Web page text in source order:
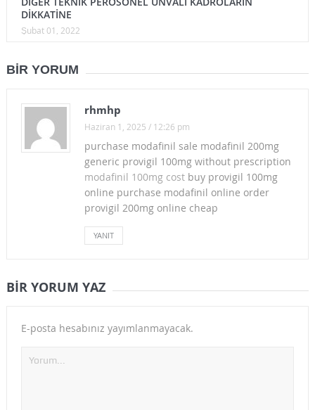
DİKKATİNE
Şubat 01, 2022
BIR YORUM
rhmhp
Haziran 1, 2025 / 12:26 pm
purchase modafinil sale modafinil 200mg
generic provigil 100mg without prescription
modafinil 100mg costbuy provigil 100mg
online purchase modafinil online order
provigil 200mg online cheap
YANIT
BIR YORUM YAZ
E-posta hesabınız yayımlanmayacak.